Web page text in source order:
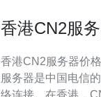
香港CN2服
香港CN2服务器价格
服务器是中国电信
络连接。在香港，